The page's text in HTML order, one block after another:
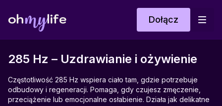
Dołącz
285 Hz – Uzdrawianie i ożywienie
Częstotliwość 285 Hz wspiera ciało tam, gdzie potrzebuje
odbudowy i regeneracji. Pomaga, gdy czujesz zmęczenie,
przeciążenie lub emocjonalne osłabienie. Działa jak delikatne